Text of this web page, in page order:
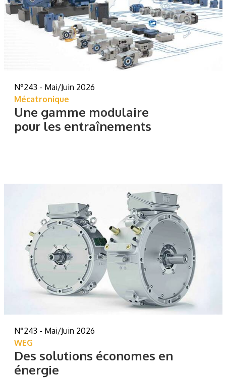
N°243 - Mai/Juin 2026
Mécatronique
Une gamme modulaire
pour les entraînements
N°243 - Mai/Juin 2026
WEG
Des solutions économes en
énergie